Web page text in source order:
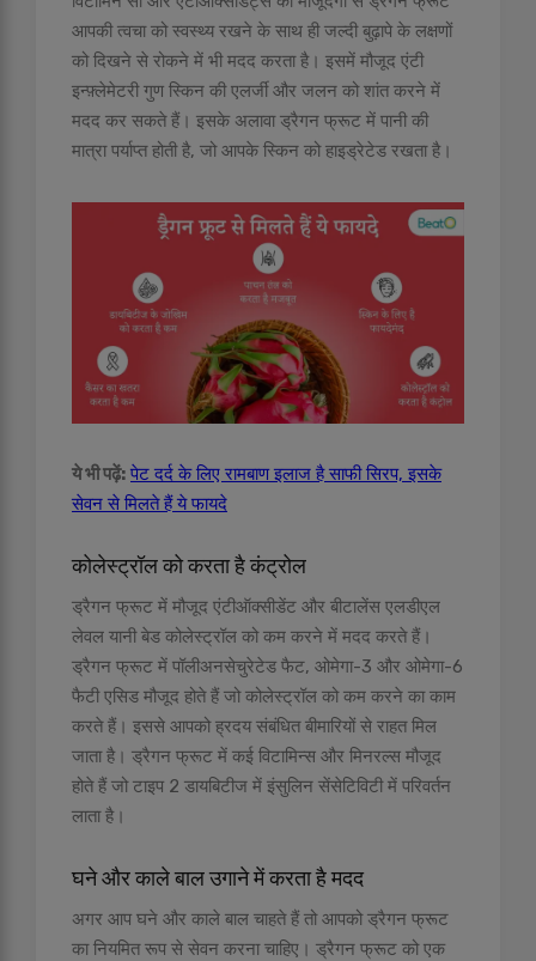
आपकी त्वचा को स्वस्थ्य रखने के साथ ही जल्दी बुढ़ापे के लक्षणों
को दिखने से रोकने में भी मदद करता है। इसमें मौजूद एंटी
इन्फ़्लेमेटरी गुण स्किन की एलर्जी और जलन को शांत करने में
मदद कर सकते हैं। इसके अलावा ड्रैगन फ्रूट में पानी की
मात्रा पर्याप्त होती है, जो आपके स्किन को हाइड्रेटेड रखता है।
ये भी पढ़ें: पेट दर्द के लिए रामबाण इलाज है साफी सिरप, इसके
सेवन से मिलते हैं ये फायदे
कोलेस्ट्रॉल को करता है कंट्रोल
ड्रैगन फ्रूट में मौजूद एंटीऑक्सीडेंट और बीटालेंस एलडीएल
लेवल यानी बेड कोलेस्ट्रॉल को कम करने में मदद करते हैं।
ड्रैगन फ्रूट में पॉलीअनसेचुरेटेड फैट, ओमेगा-3 और ओमेगा-6
फैटी एसिड मौजूद होते हैं जो कोलेस्ट्रॉल को कम करने का काम
करते हैं। इससे आपको ह्रदय संबंधित बीमारियों से राहत मिल
जाता है। ड्रैगन फ्रूट में कई विटामिन्स और मिनरल्स मौजूद
होते हैं जो टाइप 2 डायबिटीज में इंसुलिन सेंसेटिविटी में परिवर्तन
लाता है।
घने और काले बाल उगाने में करता है मदद
अगर आप घने और काले बाल चाहते हैं तो आपको ड्रैगन फ्रूट
का नियमित रूप से सेवन करना चाहिए। ड्रैगन फ्रूट को एक